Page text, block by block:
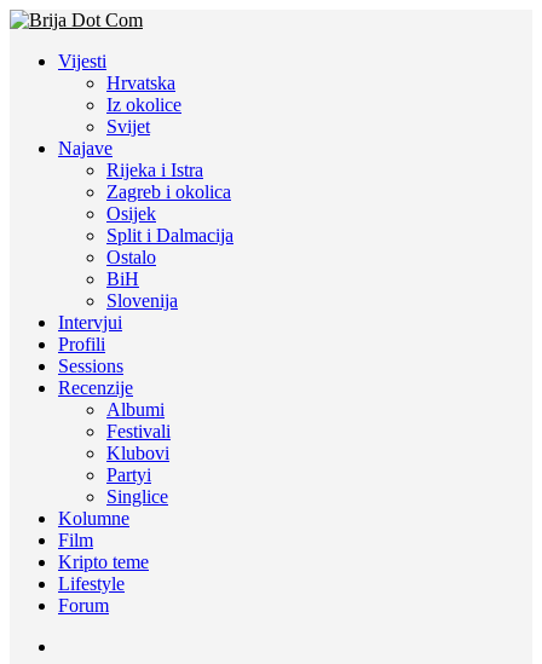
Vijesti
Hrvatska
Iz okolice
Svijet
Najave
Rijeka i Istra
Zagreb i okolica
Osijek
Split i Dalmacija
Ostalo
BiH
Slovenija
Intervjui
Profili
Sessions
Recenzije
Albumi
Festivali
Klubovi
Partyi
Singlice
Kolumne
Film
Kripto teme
Lifestyle
Forum